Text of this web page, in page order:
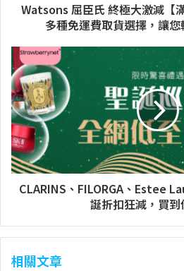
Watsons 屈臣氏 終極大激減【
多種免運費取貨選擇，讓您
CLARINS、FILORGA、Estee
誕折扣狂減，買到
相關文章